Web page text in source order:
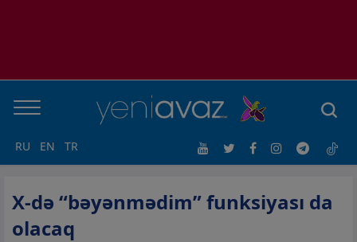
RU EN TR
X-də “bəyənmədim” funksiyası da
olacaq